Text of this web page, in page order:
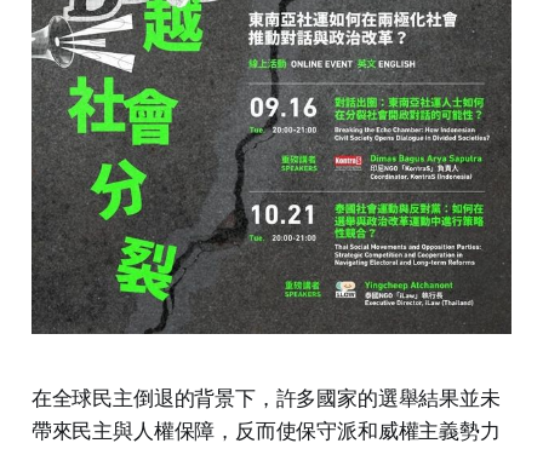
在全球民主倒退的背景下，許多國家的選舉結果並未
帶來民主與人權保障，反而使保守派和威權主義勢力